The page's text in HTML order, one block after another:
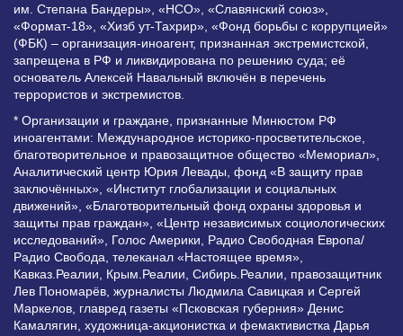
им. Степана Бандеры», «НСО», «Славянский союз»,
«Формат-18», «Хизб ут-Тахрир», «Фонд борьбы с коррупцией»
(ФБК) – организация-иноагент, признанная экстремистской,
запрещена в РФ и ликвидирована по решению суда; её
основатель Алексей Навальный включён в перечень
террористов и экстремистов.
* Организации и граждане, признанные Минюстом РФ
иноагентами: Международное историко-просветительское,
благотворительное и правозащитное общество «Мемориал»,
Аналитический центр Юрия Левады, фонд «В защиту прав
заключённых», «Институт глобализации и социальных
движений», «Благотворительный фонд охраны здоровья и
защиты прав граждан», «Центр независимых социологических
исследований», Голос Америки, Радио Свободная Европа/
Радио Свобода, телеканал «Настоящее время»,
Кавказ.Реалии, Крым.Реалии, Сибирь.Реалии, правозащитник
Лев Пономарёв, журналисты Людмила Савицкая и Сергей
Маркелов, главред газеты «Псковская губерния» Денис
Камалягин, художница-акционистка и фемактивистка Дарья